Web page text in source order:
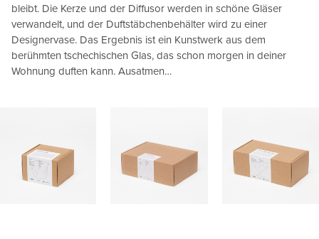
bleibt. Die Kerze und der Diffusor werden in schöne Gläser
verwandelt, und der Duftstäbchenbehälter wird zu einer
Designervase. Das Ergebnis ist ein Kunstwerk aus dem
berühmten tschechischen Glas, das schon morgen in deiner
Wohnung duften kann. Ausatmen…